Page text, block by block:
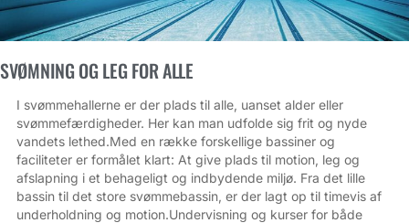
SVØMNING OG LEG FOR ALLE
I svømmehallerne er der plads til alle, uanset alder eller
svømme­færdigheder. Her kan man udfolde sig frit og nyde
vandets lethed.Med en række forskellige bassiner og
faciliteter er formålet klart: At give plads til motion, leg og
afslapning i et behageligt og indbydende miljø. Fra det lille
bassin til det store svømmebassin, er der lagt op til timevis af
underholdning og motion.Undervisning og kurser for både